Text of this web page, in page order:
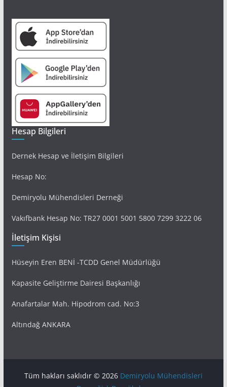
Hesap Bilgileri
Dernek Hesap ve İletişim Bilgileri
Hesap No:
Demiryolu Mühendisleri Derneği
Vakıfbank Hesap No: TR27 0001 5001 5800 7299 3222 06
İletişim Kişisi
Hüseyin Eren BENİ -TCDD Genel Müdürlüğü
Kapasite Geliştirme Dairesi Başkanlığı
Anafartalar Mah. Hipodrom cad. No:3
Altındağ ANKARA
Tüm hakları saklıdır © 2026 Demiryolu Mühendisleri